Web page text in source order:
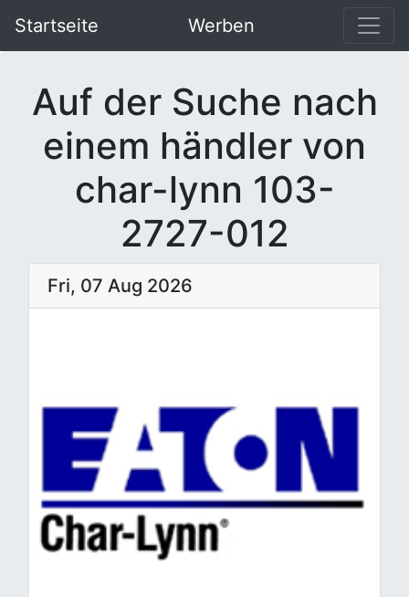
Startseite Werben
Auf der Suche nach
einem händler von
char-lynn 103-
2727-012
Fri, 07 Aug 2026